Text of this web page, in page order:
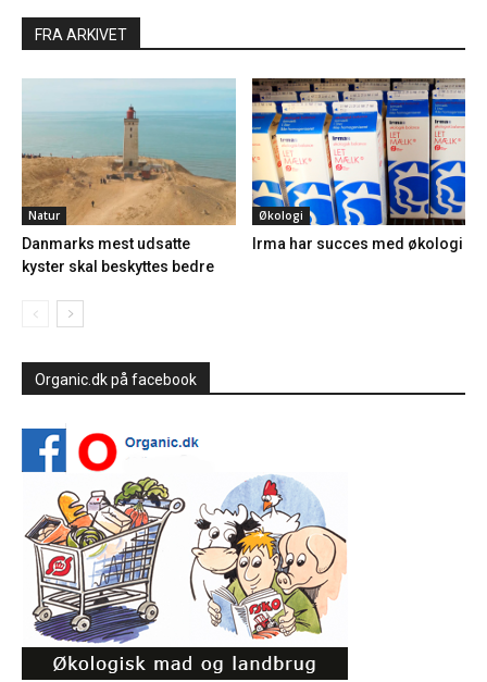
FRA ARKIVET
Natur
Danmarks mest udsatte
kyster skal beskyttes bedre
Økologi
Irma har succes med økologi
Organic.dk på facebook